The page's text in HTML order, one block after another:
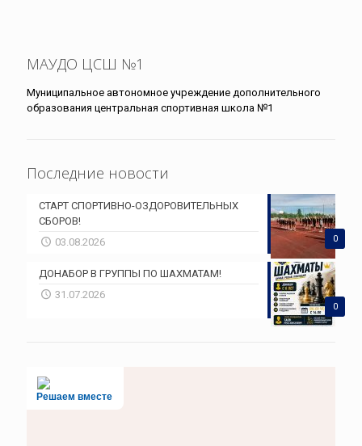
МАУДО ЦСШ №1
Муниципальное автономное учреждение дополнительного
образования центральная спортивная школа №1
Последние новости
0
СТАРТ СПОРТИВНО-ОЗДОРОВИТЕЛЬНЫХ
СБОРОВ!
03.08.2026
0
ДОНАБОР В ГРУППЫ ПО ШАХМАТАМ!
31.07.2026
Решаем вместе